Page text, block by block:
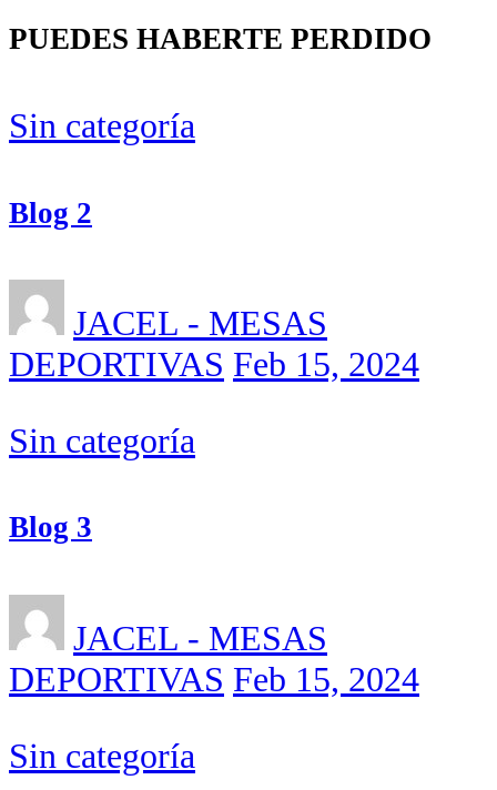
PUEDES HABERTE PERDIDO
Sin categoría
Blog 2
JACEL - MESAS
DEPORTIVAS Feb 15, 2024
Sin categoría
Blog 3
JACEL - MESAS
DEPORTIVAS Feb 15, 2024
Sin categoría